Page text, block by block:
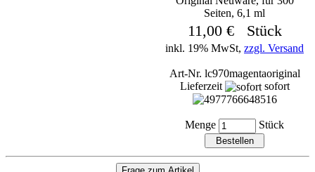
Seiten, 6,1 ml
11,00 € Stück
inkl. 19% MwSt, zzgl. Versand
Art-Nr. lc970magentaoriginal
Lieferzeit
sofort
Menge Stück